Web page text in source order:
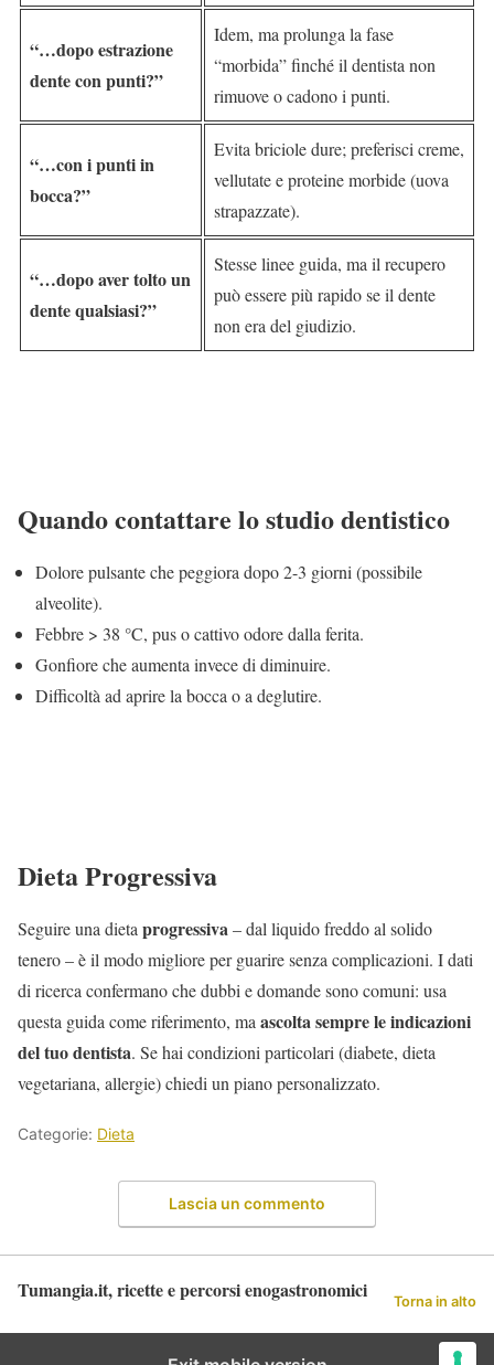
“…dopo estrazione
dente con punti?”
Idem, ma prolunga la fase
“morbida” finché il dentista non
rimuove o cadono i punti.
“…con i punti in
bocca?”
Evita briciole dure; preferisci creme,
vellutate e proteine morbide (uova
strapazzate).
“…dopo aver tolto un
dente qualsiasi?”
Stesse linee guida, ma il recupero
può essere più rapido se il dente
non era del giudizio.
Quando contattare lo studio dentistico
Dolore pulsante che peggiora dopo 2-3 giorni (possibile
alveolite).
Febbre > 38 °C, pus o cattivo odore dalla ferita.
Gonfiore che aumenta invece di diminuire.
Difficoltà ad aprire la bocca o a deglutire.
Dieta Progressiva
Seguire una dietaprogressiva– dal liquido freddo al solido
tenero – è il modo migliore per guarire senza complicazioni. I dati
di ricerca confermano che dubbi e domande sono comuni: usa
questa guida come riferimento, maascolta sempre le indicazioni
del tuo dentista. Se hai condizioni particolari (diabete, dieta
vegetariana, allergie) chiedi un piano personalizzato.
Categorie: Dieta
Lascia un commento
Tumangia.it, ricette e percorsi enogastronomici Torna in alto